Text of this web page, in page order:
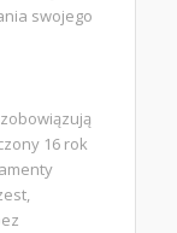
swojego
16 rok